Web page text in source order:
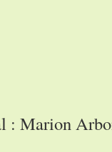
: Marion